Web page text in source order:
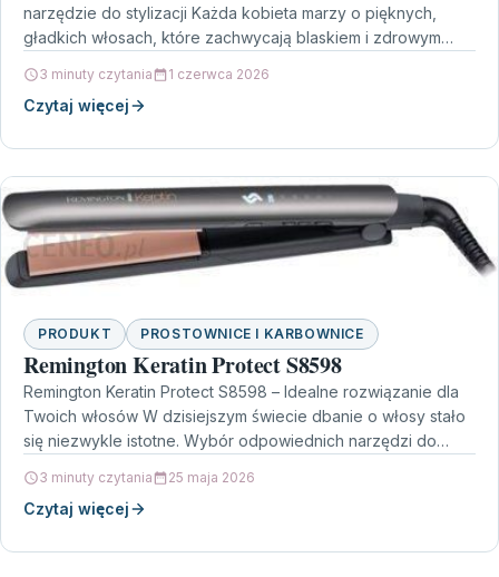
narzędzie do stylizacji Każda kobieta marzy o pięknych,
gładkich włosach, które zachwycają blaskiem i zdrowym
3 minuty czytania 1 czerwca 2026
Czytaj więcej
PRODUKT PROSTOWNICE I KARBOWNICE
Remington Keratin Protect S8598
Remington Keratin Protect S8598 – Idealne rozwiązanie dla
Twoich włosów W dzisiejszym świecie dbanie o włosy stało
się niezwykle istotne. Wybór odpowiednich narzędzi do…
3 minuty czytania 25 maja 2026
Czytaj więcej